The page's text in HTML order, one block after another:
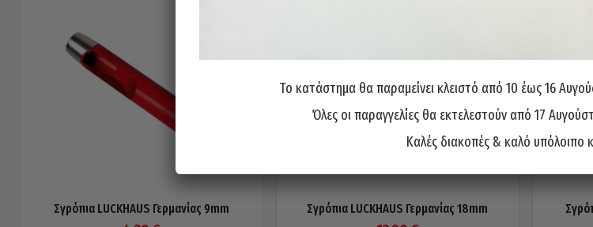
Σγρόπια LUCKHAUS Γερμανίας 9mm Σγρόπια LUCKHAUS Γερμανίας 18mm
Το κατάστημα θα παραμείνει κλειστό από 10 έως 16
Όλες οι παραγγελίες θα εκτελεστούν από 17
Καλές διακοπές & καλό υπόλοιπο